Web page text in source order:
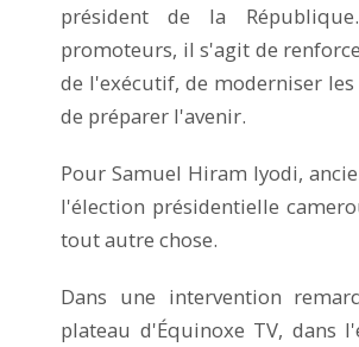
président de la
promoteurs, il s'agit de
de l'exécutif, de moderniser
de préparer l'avenir.
Pour Samuel Hiram Iyodi,
l'élection présidentielle
tout autre chose.
Dans une intervention
plateau d'Équinoxe TV, dans